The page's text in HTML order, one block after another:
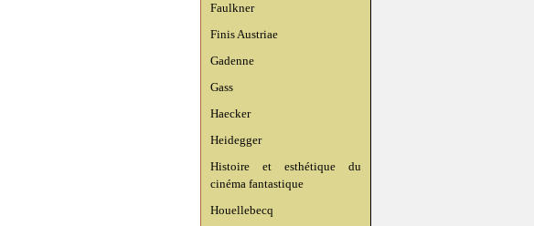
Faulkner
Finis Austriae
Gadenne
Gass
Haecker
Heidegger
Histoire et esthétique du
cinéma fantastique
Houellebecq